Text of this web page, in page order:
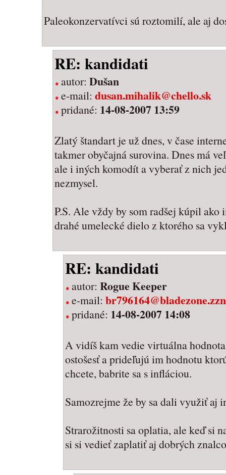
Paleokonzervatívci sú roztomilí, ale aj
RE: kandidati
autor: Dušan
e-mail: dusan.mihalik@chello.sk
pridané: 14-08-2007 13:59
Zlatý štandart je už dnes, v čase
takmer obyčajná surovina. Dnes má
ale i iných komodít a vyberať z nich
nezmysel.
P.S. Ale vždy by som radšej kúpil ako
drahé umelecké dielo z ktorého sa
RE: kandidati
autor: Rogue Keeper
e-mail:
pridané: 14-08-2007 14:08
A vidíš kam vedie virtuálna
ostošesť a prideľujú im hodnotu
chcete, babrite sa s infláciou.
Samozrejme že by sa dali využiť aj
Strarožitnosti sa oplatia, ale keď si
si si vedieť zaplatiť aj dobrých